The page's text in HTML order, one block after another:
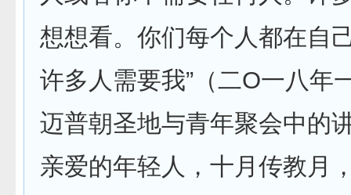
想想看。你们每个人都在自
许多人需要我”（二O一八年
迈普朝圣地与青年聚会中的
亲爱的年轻人，十月传教月